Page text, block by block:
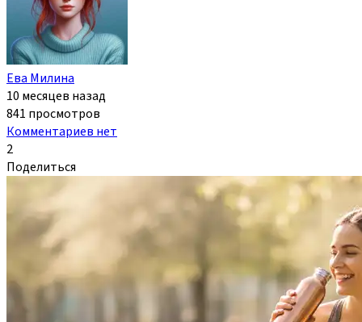
Ева Милина
10 месяцев назад
841 просмотров
Комментариев нет
2
Поделиться